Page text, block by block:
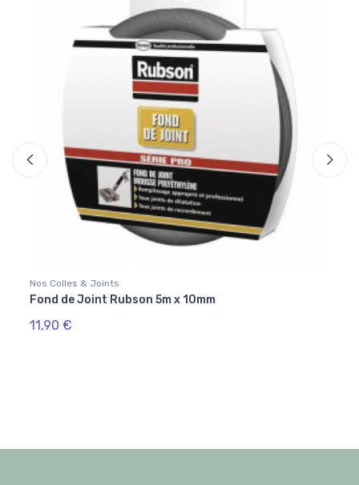
Nos Colles & Joints
Fond de Joint Rubson 5m x 10mm
11,90 €